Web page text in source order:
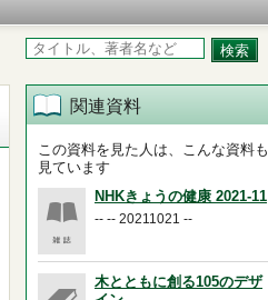
関連資料
この資料を見た人は、こんな資料も
見ています
NHKきょうの健康 2021-11
-- -- 20211021 --
木とともに創る105のデザ